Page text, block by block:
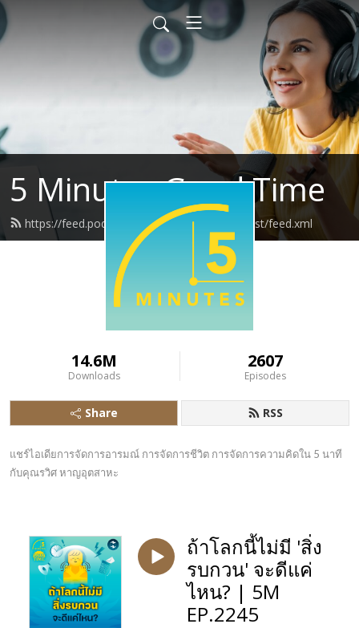
5 Minutes Good Time
https://feed.podbean.com/fiveminutespodcast/feed.xml
14.6M
Downloads
2607
Episodes
Share RSS
แชร์ไอเดียการจัดการอารมณ์ การจัดการชีวิต การจัดการความคิดใน 5 นาที
กับคุณรวิศ หาญอุตสาหะ
ถ้าโลกนี้ไม่มี 'สิ่ง
รบกวน' จะดีแค่
ไหน? | 5M
EP.2245